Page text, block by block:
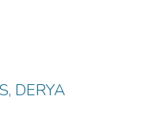
DERYA